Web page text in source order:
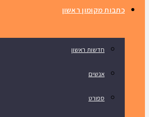
כתבות מקומון ראשון
חדשות ראשון
אנשים
ספורט